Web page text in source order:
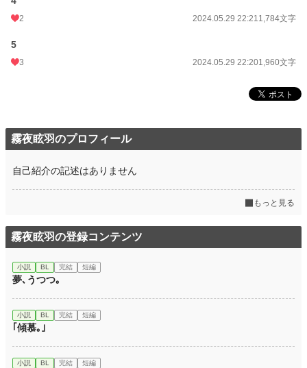
2 2024.05.29 22:211,784文字
5
3 2024.05.29 22:201,960文字
霧夜眩羽のプロフィール
自己紹介の記述はありません
もっと見る
霧夜眩羽の登録コンテンツ
小説 BL 完結 短編
夢､うつつ｡
小説 BL 完結 短編
｢傾慕｡｣
小説 BL 完結 短編